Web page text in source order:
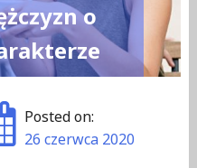
o
Posted on:
26 czerwca 2020